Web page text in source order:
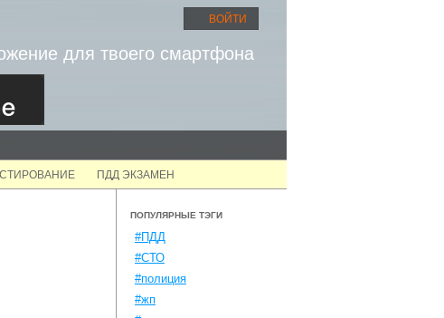
ВОЙТИ
для твоего смартфона
ПДД ЭКЗАМЕН
ПОПУЛЯРНЫЕ ТЭГИ
#ПДД
#СТО
#полиция
#жп